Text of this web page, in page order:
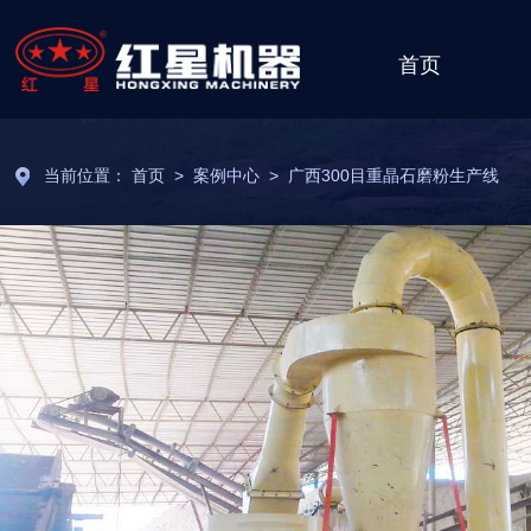
首页
当前位置： 首页 > 案例中心 > 广西300目重晶石磨粉生产线